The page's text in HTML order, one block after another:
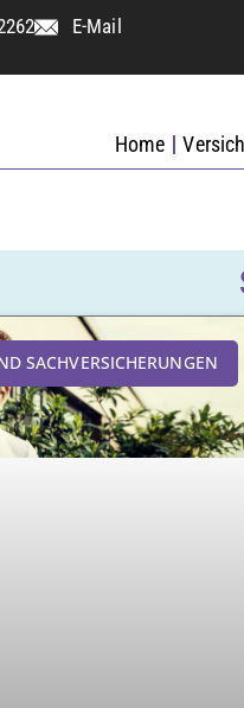
E-Mail
Home
SACHVERSICHERUNGEN